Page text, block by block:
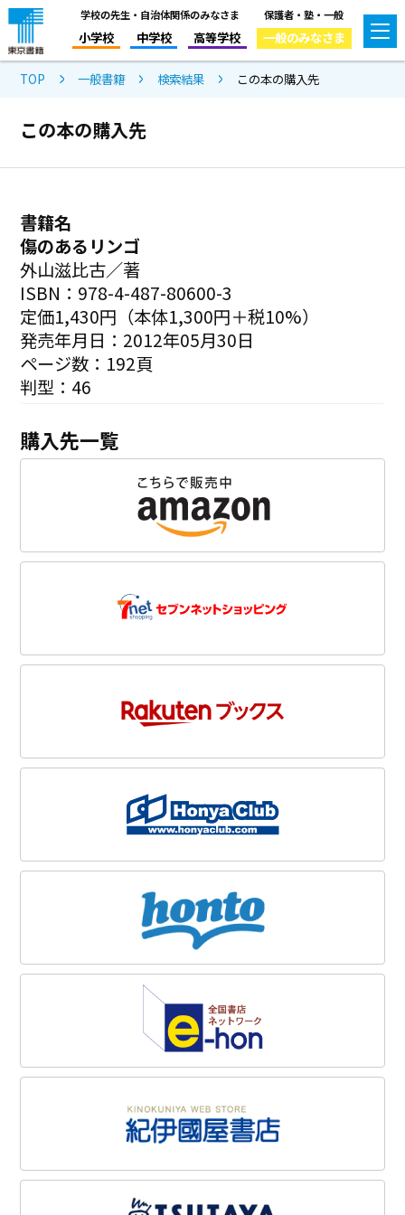
学校の先生・自治体関係のみなさま
小学校 中学校 高等学校
保護者・塾・一般
一般のみなさま
TOP 一般書籍 検索結果 この本の購入先
この本の購入先
書籍名
傷のあるリンゴ
外山滋比古／著
ISBN：978-4-487-80600-3
定価1,430円（本体1,300円＋税10%）
発売年月日：2012年05月30日
ページ数：192頁
判型：46
購入先一覧